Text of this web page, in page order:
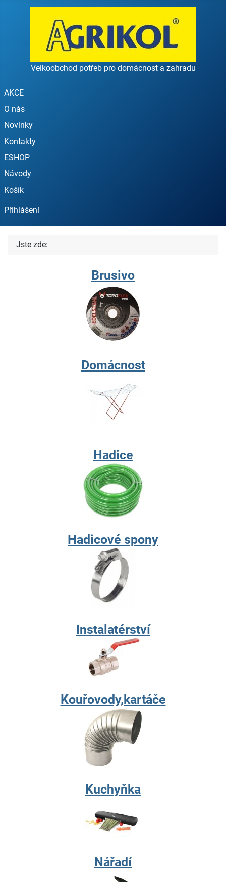
Velkoobchod potřeb pro domácnost a zahradu
AKCE
O nás
Novinky
Kontakty
ESHOP
Návody
Košík
Přihlášení
Jste zde:
Brusivo
Domácnost
Hadice
Hadicové spony
Instalatérství
Kouřovody,kartáče
Kuchyňka
Nářadí